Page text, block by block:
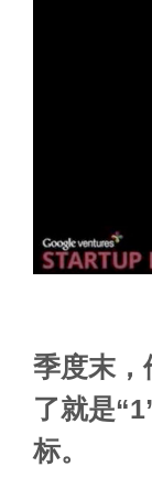
季度末，
了就是
标。